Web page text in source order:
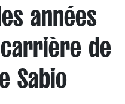
années
carrière de
Sabio